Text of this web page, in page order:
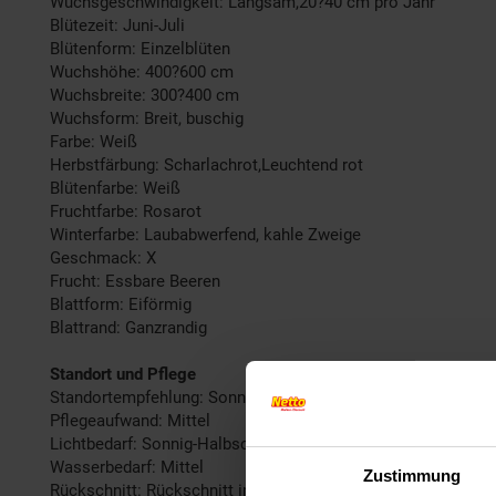
Zustimmung
Blütezeit: Juni-Juli
Blütenform: Einzelblüten
Wuchshöhe: 400?600 cm
Wuchsbreite: 300?400 cm
Wuchsform: Breit, buschig
Farbe: Weiß
Herbstfärbung: Scharlachrot,Leuchtend rot
Blütenfarbe: Weiß
Fruchtfarbe: Rosarot
Winterfarbe: Laubabwerfend, kahle Zweige
Geschmack: X
Frucht: Essbare Beeren
Blattform: Eiförmig
Blattrand: Ganzrandig
Standort und Pflege
Standortempfehlung: Sonnig bis halbschattig, windgeschützt
Pflegeaufwand: Mittel
Lichtbedarf: Sonnig-Halbschattig
Wasserbedarf: Mittel
Rückschnitt: Rückschnitt im Spätwinter.